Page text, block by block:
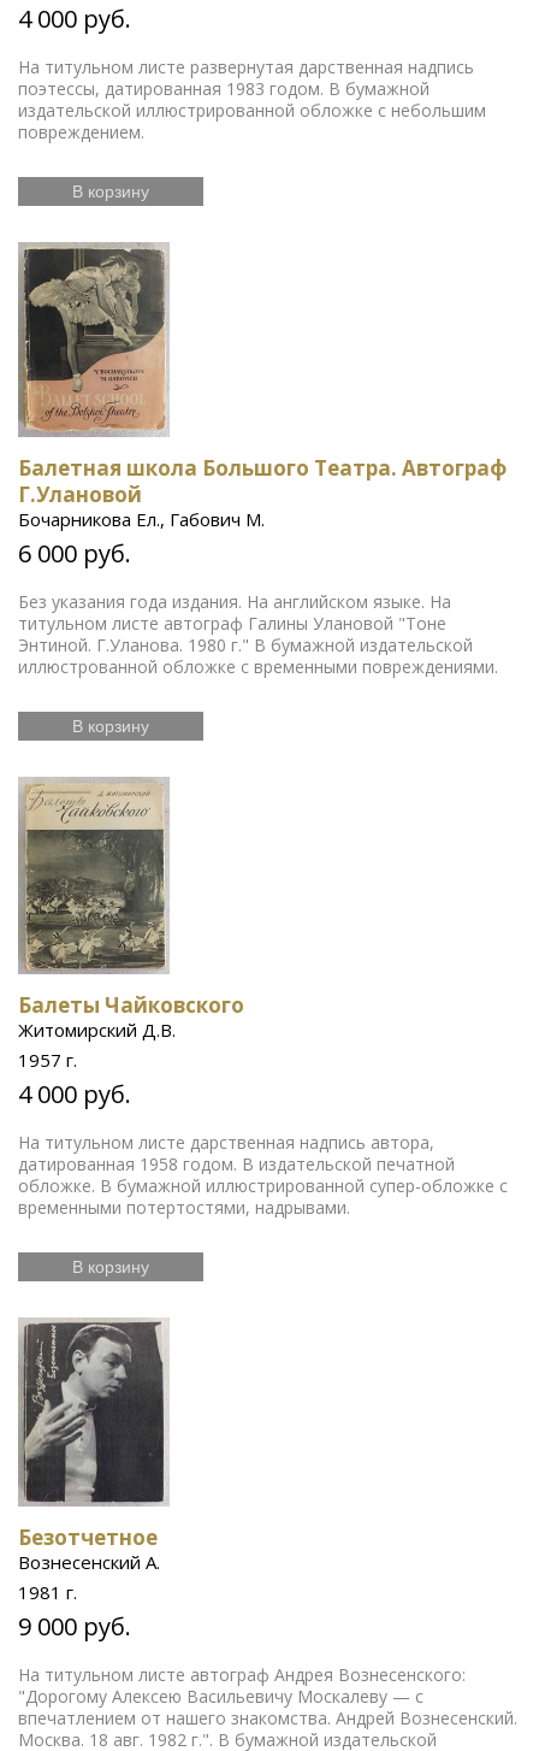
4 000 руб.
На титульном листе развернутая дарственная надпись
поэтессы, датированная 1983 годом. В бумажной
издательской иллюстрированной обложке с небольшим
повреждением.
В корзину
Балетная школа Большого Театра. Автограф
Г.Улановой
Бочарникова Ел., Габович М.
6 000 руб.
Без указания года издания. На английском языке. На
титульном листе автограф Галины Улановой "Тоне
Энтиной. Г.Уланова. 1980 г." В бумажной издательской
иллюстрованной обложке с временными повреждениями.
В корзину
Балеты Чайковского
Житомирский Д.В.
1957 г.
4 000 руб.
На титульном листе дарственная надпись автора,
датированная 1958 годом. В издательской печатной
обложке. В бумажной иллюстрированной супер-обложке с
временными потертостями, надрывами.
В корзину
Безотчетное
Вознесенский А.
1981 г.
9 000 руб.
На титульном листе автограф Андрея Вознесенского:
"Дорогому Алексею Васильевичу Москалеву — с
впечатлением от нашего знакомства. Андрей Вознесенский.
Москва. 18 авг. 1982 г.". В бумажной издательской